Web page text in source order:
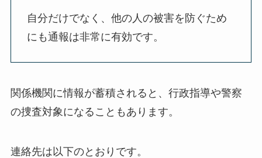
自分だけでなく、他の人の被害を防ぐため
にも通報は非常に有効です。
関係機関に情報が蓄積されると、 行政指導や警察
の捜査対象になることも あります。
連絡先は以下のとおりです。